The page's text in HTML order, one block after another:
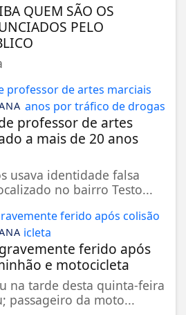
QUEM SÃO OS
PELO
professor de artes
a mais de 20 anos
usava identidade falsa
no bairro Testo...
ferido após
e motocicleta
na tarde desta quinta-feira
passageiro da moto...